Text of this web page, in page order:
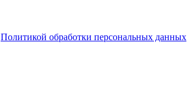
Политикой обработки персональных данных